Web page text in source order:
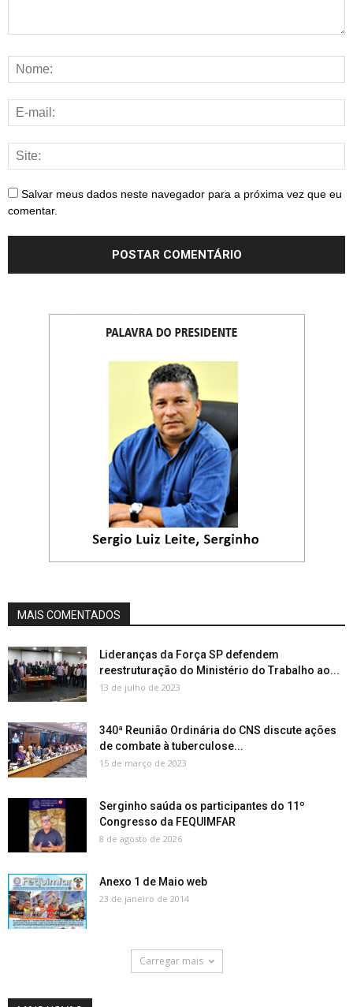
Salvar meus dados neste navegador para a próxima vez que eu
comentar.
MAIS COMENTADOS
Lideranças da Força SP defendem
reestruturação do Ministério do Trabalho ao...
13 de julho de 2023
340ª Reunião Ordinária do CNS discute ações
de combate à tuberculose...
15 de março de 2023
Serginho saúda os participantes do 11º
Congresso da FEQUIMFAR
8 de agosto de 2026
Anexo 1 de Maio web
23 de janeiro de 2014
Carregar mais